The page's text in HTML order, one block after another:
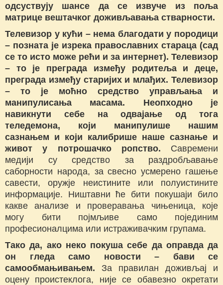
одсуствују шансе да се извуче из поља
матрице вештачког доживљавања стварности.
Телевизор у кући – нема благодати у породици
– позната је изрека православних стараца (сад
се то исто може рећи и за интернет). Телевизор
– то је преграда између родитеља и деце,
преграда између старијих и млађих. Телевизор
– то је моћно средство управљања и
манипулисања масама.
Неопходно је
навикнути себе на одвајање од тога
теледемона, који манипулише нашим
сазнањем и који калибрише наше сазнање и
живот у потрошачко ропство. Савремени
медији су средство за раздробљавање
саборности народа, за свесно усмерено гашење
савести, оружје неистините или полуистините
информације. Ништавни ће бити покушаји било
какве анализе и проверавања чињеница, које
могу бити појмљиве само појединим
професионалцима или истраживачким групама.
Тако да, ако неко покуша себе да оправда да
он гледа само новости – бави се
самообмањивањем. За правилан доживљај и
оцену проистеклога, није се обавезно окретати